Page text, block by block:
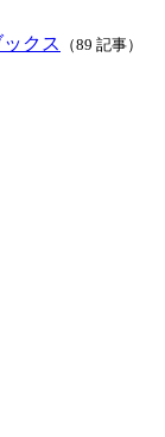
クス （89 記事）